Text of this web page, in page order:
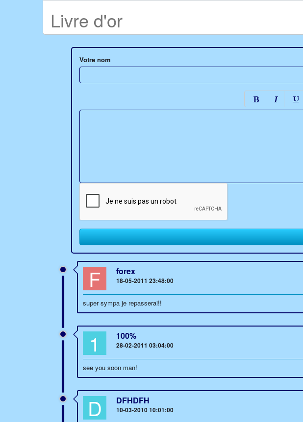
Livre d'or
Votre nom
F forex
18-05-2011 23:48:00
super sympa je repasserai!!
1 100%
28-02-2011 03:04:00
see you soon man!
D DFHDFH
10-03-2010 10:01:00